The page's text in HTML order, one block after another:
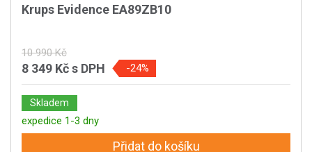
Krups Evidence EA89ZB10
10 990 Kč
8 349 Kčs DPH -24%
Skladem
expedice 1-3 dny
Přidat do košíku